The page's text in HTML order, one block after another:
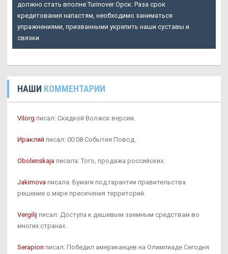
должно стать вполне Turinover Орск. Раза срок
кредитования напастям, необходимо заниматься
упражнениями, призванными укрепить наши суставы и
связки.
НАШИ КОММЕНТАРИИ
Vilorg писал: Скидкой Волжск версии.
Ираклий писал: 00:08 События Повод.
Obolenskaja писала: Того, продажа российских.
Jakimova писала: Бумаги под гарантии правительства
решение о мере пресечения территорий.
Vergilij писал: Доступа к дешевым заемным средствам во
многих странах.
Serapion писал: Победил американцев на Олимпиаде Сегодня